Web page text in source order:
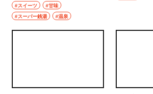
#スイーツ
#甘味
#スーパー銭湯
#温泉